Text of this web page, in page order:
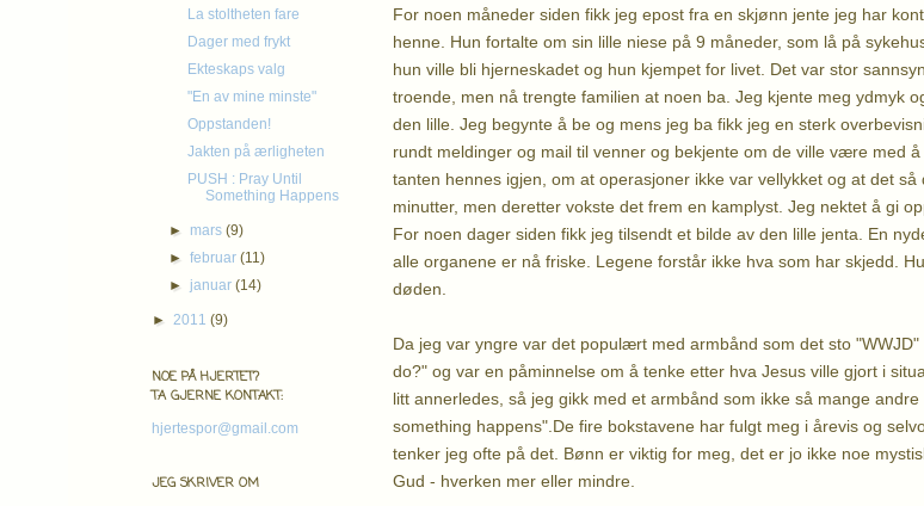
For noen måneder siden fikk jeg epost fra en skjønn jente jeg har
henne. Hun fortalte om sin lille niese på 9 måneder, som lå på
hun ville bli hjerneskadet og hun kjempet for livet. Det var stor
troende, men nå trengte familien at noen ba. Jeg kjente meg ydmyk
den lille. Jeg begynte å be og mens jeg ba fikk jeg en sterk
rundt meldinger og mail til venner og bekjente om de ville være med
tanten hennes igjen, om at operasjoner ikke var vellykket og at det
minutter, men deretter vokste det frem en kamplyst. Jeg nektet å gi
For noen dager siden fikk jeg tilsendt et bilde av den lille jenta. En
alle organene er nå friske. Legene forstår ikke hva som har skjedd.
døden.
Da jeg var yngre var det populært med armbånd som det sto
do?" og var en påminnelse om å tenke etter hva Jesus ville gjort i
litt annerledes, så jeg gikk med et armbånd som ikke så mange
something happens".De fire bokstavene har fulgt meg i årevis og
tenker jeg ofte på det. Bønn er viktig for meg, det er jo ikke noe
Gud - hverken mer eller mindre.
La stoltheten fare
Dager med frykt
Ekteskaps valg
"En av mine minste"
Oppstanden!
Jakten på ærligheten
PUSH : Pray Until
Something Happens
► mars(9)
►februar(11)
► januar(14)
► 2011 (9)
NOE PÅ HJERTET?
TA GJERNE KONTAKT:
hjertespor@gmail.com
JEG SKRIVER OM